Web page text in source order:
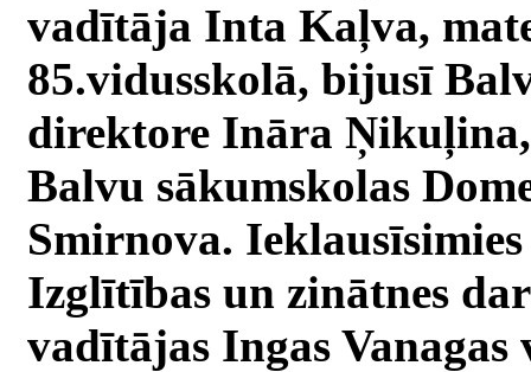
vadītāja Inta Kaļva,
85.vidusskolā, bijusī
direktore Ināra
Balvu sākumskolas
Smirnova.
Izglītības un zinātnes
vadītājas Ingas Vanagas